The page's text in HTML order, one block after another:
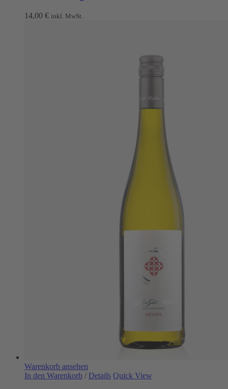
14,00 € inkl. MwSt.
Warenkorb ansehen
In den Warenkorb / Details Quick View